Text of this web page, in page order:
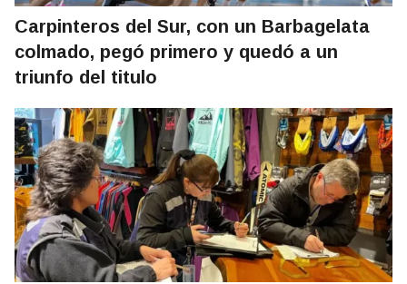
Carpinteros del Sur, con un Barbagelata
colmado, pegó primero y quedó a un
triunfo del titulo